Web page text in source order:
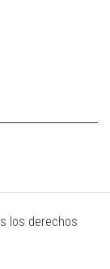
los derechos